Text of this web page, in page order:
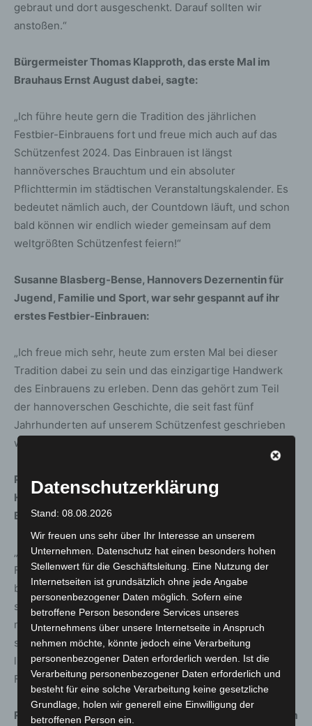
gebraut und dort ausgeschenkt. Darauf sollten wir
anstoßen.“
Bürgermeister Thomas Klapproth, das erste Mal im
Brauhaus Ernst August dabei, sagte:
„Ich führe heute gern die Tradition des jährlichen
Festbier-Einbrauens fort und freue mich auch auf das
Schützenfest 2024. Das Einbrauen ist längst
hannöversches Brauchtum und ein absoluter
Pflichttermin im städtischen Veranstaltungskalender. Es
bedeutet nämlich auch, der Countdown läuft, und schon
bald können wir endlich wieder gemeinsam auf dem
weltgrößten Schützenfest feiern!“
Susanne Blasberg-Bense, Hannovers Dezernentin für
Jugend, Familie und Sport, war sehr gespannt auf ihr
erstes Festbier-Einbrauen:
„Ich freue mich sehr, heute zum ersten Mal bei dieser
Tradition dabei zu sein und das einzigartige Handwerk
des Einbrauens zu erleben. Denn das gehört zum Teil
der hannoverschen Geschichte, die seit fast fünf
Jahrhunderten auf unserem Schützenfest geschrieben
wird.“
Paul-Eric Stolle, Präsident des Verbandes
Hannoverscher Schützenvereine e.V., freut sich auf das
Bier und das Fest:
„Das Einbrauen des Schützenfestbiers, mit dem uns die
Familie Aulich immer wieder gut bewirtet, ist ein Termin,
bei dem ich noch nie gefehlt habe und bei dem ich auch
sehr gern schwere Säcke hebe. Das Schützenfest ist für
mich der Höhepunkt des Jahres, und ich freue mich
sowohl auf die Neuheiten als auch über die
liebgewonnenen Traditionen wie das Einbrauen und das
Festbier später auf dem Platz.“
Ralf Sonnenberg ist gespannt auf die erste Kostprobe im
Datenschutzerklärung
Stand: 08.08.2026
Wir freuen uns sehr über Ihr Interesse an unserem
Unternehmen. Datenschutz hat einen besonders hohen
Stellenwert für die Geschäftsleitung. Eine Nutzung der
Internetseiten ist grundsätzlich ohne jede Angabe
personenbezogener Daten möglich. Sofern eine
betroffene Person besondere Services unseres
Unternehmens über unsere Internetseite in Anspruch
nehmen möchte, könnte jedoch eine Verarbeitung
personenbezogener Daten erforderlich werden. Ist die
Verarbeitung personenbezogener Daten erforderlich und
besteht für eine solche Verarbeitung keine gesetzliche
Grundlage, holen wir generell eine Einwilligung der
betroffenen Person ein.